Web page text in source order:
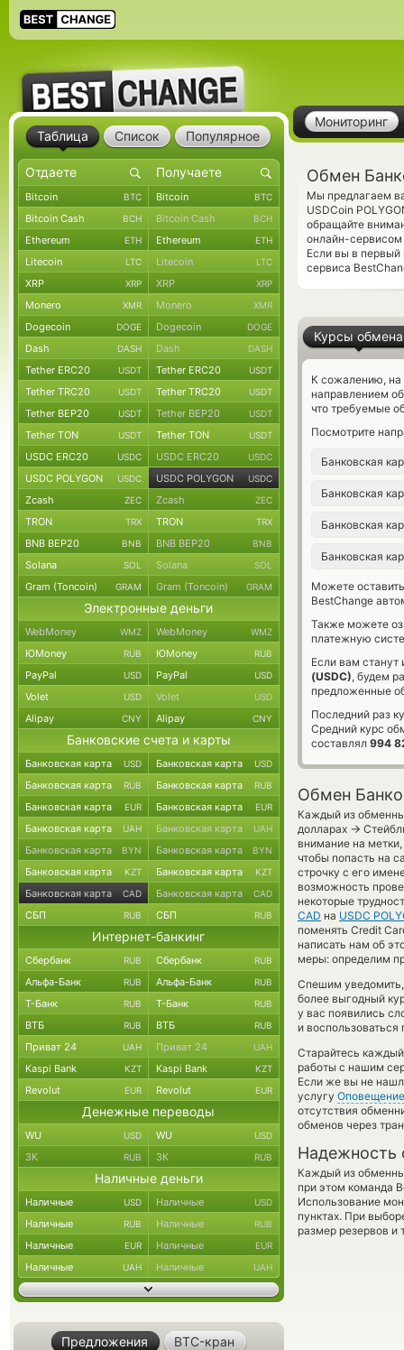
Мониторинг
Обмен
Мы предлагаем
USDCoin
обращайте
онлайн-сервисом
Если вы в первый
сервиса
Курсы обмена
К сожалению, на
направлением
что требуемые
Посмотрите
Банковская
Банковская
Банковская
Банковская
Можете
BestChange
Также можете
платежную
Если вам
(USDC), будем
предложенные
Последний раз
Средний курс
составлял 994
Обмен
Каждый из
долларах →
внимание на
чтобы попасть на
строчку с его
возможность
некоторые
CAD на USDC
поменять Credit
написать нам об
меры: определим
Спешим
более выгодный
у вас появились
и
Старайтесь
работы с нашим
Если же вы не
услугу Оповещение
отсутствия
обменов через
Надежность
Каждый из
при этом команда
Использование
пунктах. При
размер резервов и
Таблица Список Популярное
Bitcoin BTC Bitcoin BTC
Bitcoin Cash BCH Bitcoin Cash BCH
Ethereum ETH Ethereum ETH
Litecoin LTC Litecoin LTC
XRP XRP XRP XRP
Monero XMR Monero XMR
Dogecoin DOGE Dogecoin DOGE
Dash DASH Dash DASH
Tether ERC20 USDT Tether ERC20 USDT
Tether TRC20 USDT Tether TRC20 USDT
Tether BEP20 USDT Tether BEP20 USDT
Tether TON USDT Tether TON USDT
USDC ERC20 USDC USDC ERC20 USDC
USDC POLYGON USDC USDC POLYGON USDC
Zcash ZEC Zcash ZEC
TRON TRX TRON TRX
BNB BEP20 BNB BNB BEP20 BNB
Solana SOL Solana SOL
Gram (Toncoin) GRAM Gram (Toncoin) GRAM
Электронные деньги
WebMoney WMZ WebMoney WMZ
ЮMoney RUB ЮMoney RUB
PayPal USD PayPal USD
Volet USD Volet USD
Alipay CNY Alipay CNY
Банковские счета и карты
Банковская карта USD Банковская карта USD
Банковская карта RUB Банковская карта RUB
Банковская карта EUR Банковская карта EUR
Банковская карта UAH Банковская карта UAH
Банковская карта BYN Банковская карта BYN
Банковская карта KZT Банковская карта KZT
Банковская карта CAD Банковская карта CAD
СБП RUB СБП RUB
Интернет-банкинг
Сбербанк RUB Сбербанк RUB
Альфа-Банк RUB Альфа-Банк RUB
Т-Банк RUB Т-Банк RUB
ВТБ RUB ВТБ RUB
Приват 24 UAH Приват 24 UAH
Kaspi Bank KZT Kaspi Bank KZT
Revolut EUR Revolut EUR
Денежные переводы
WU USD WU USD
ЗК RUB ЗК RUB
Наличные деньги
Наличные USD Наличные USD
Наличные RUB Наличные RUB
Наличные EUR Наличные EUR
Наличные UAH Наличные UAH
Предложения BTC-кран